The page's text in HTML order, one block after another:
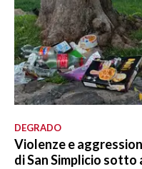
DEGRADO
Violenze e
di San Simplicio sotto